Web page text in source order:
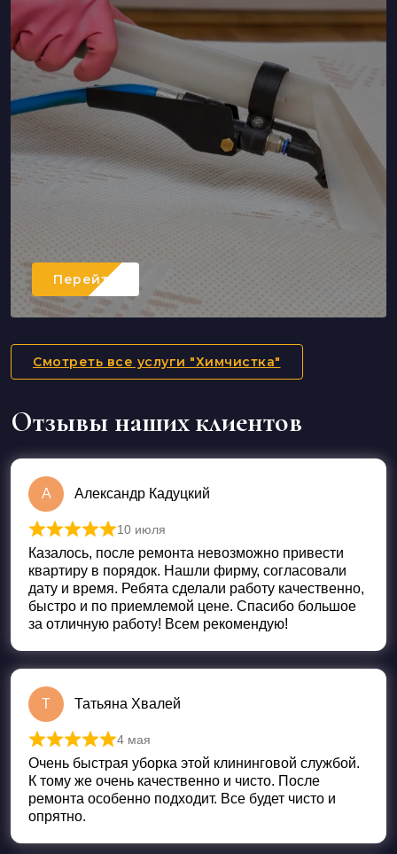
Перейти
Смотреть все услуги "Химчистка"
Отзывы наших клиентов
А Александр Кадуцкий
Оценка
10 июля
Казалось, после ремонта невозможно привести
квартиру в порядок. Нашли фирму, согласовали
дату и время. Ребята сделали работу качественно,
быстро и по приемлемой цене. Спасибо большое
за отличную работу! Всем рекомендую!
Т Татьяна Хвалей
Оценка
4 мая
Очень быстрая уборка этой клининговой службой.
К тому же очень качественно и чисто. После
ремонта особенно подходит. Все будет чисто и
опрятно.